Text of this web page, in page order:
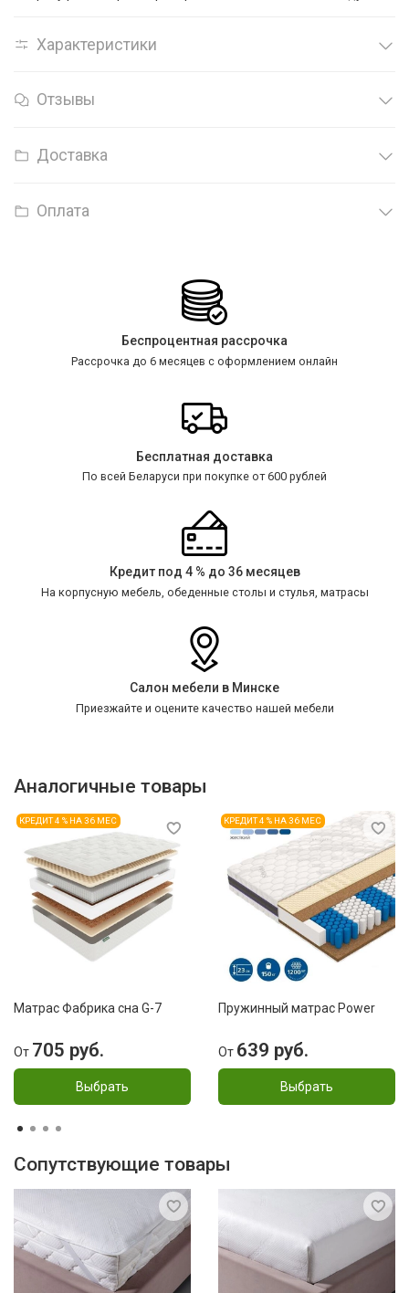
Характеристики
Отзывы
Доставка
Оплата
Беспроцентная рассрочка
Рассрочка до 6 месяцев с оформлением онлайн
Бесплатная доставка
По всей Беларуси при покупке от 600 рублей
Кредит под 4 % до 36 месяцев
На корпусную мебель, обеденные столы и стулья, матрасы
Салон мебели в Минске
Приезжайте и оцените качество нашей мебели
Аналогичные товары
КРЕДИТ 4 % НА 36 МЕС
Матрас Фабрика сна G-7
От 705 руб.
Выбрать
КРЕДИТ 4 % НА 36 МЕС
Пружинный матрас Power
От 639 руб.
Выбрать
Сопутствующие товары